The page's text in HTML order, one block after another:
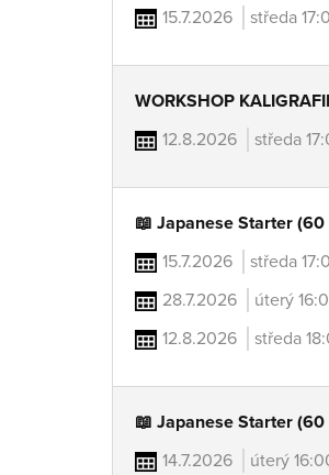
15.7.2026
středa
WORKSHOP
12.8.2026
středa
📖 Japanese Starter
15.7.2026
středa
28.7.2026
úterý
12.8.2026
středa
📖 Japanese Starter
14.7.2026
úterý